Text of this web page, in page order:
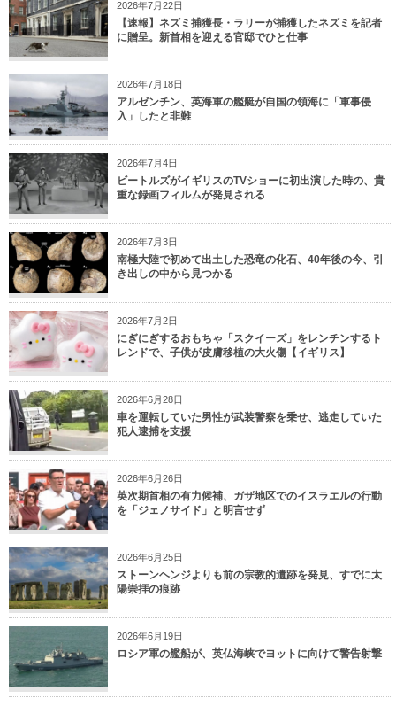
2026年7月22日
【速報】ネズミ捕獲長・ラリーが捕獲したネズミを記者
に贈呈。新首相を迎える官邸でひと仕事
2026年7月18日
アルゼンチン、英海軍の艦艇が自国の領海に「軍事侵
入」したと非難
2026年7月4日
ビートルズがイギリスのTVショーに初出演した時の、貴
重な録画フィルムが発見される
2026年7月3日
南極大陸で初めて出土した恐竜の化石、40年後の今、引
き出しの中から見つかる
2026年7月2日
にぎにぎするおもちゃ「スクイーズ」をレンチンするト
レンドで、子供が皮膚移植の大火傷【イギリス】
2026年6月28日
車を運転していた男性が武装警察を乗せ、逃走していた
犯人逮捕を支援
2026年6月26日
英次期首相の有力候補、ガザ地区でのイスラエルの行動
を「ジェノサイド」と明言せず
2026年6月25日
ストーンヘンジよりも前の宗教的遺跡を発見、すでに太
陽崇拝の痕跡
2026年6月19日
ロシア軍の艦船が、英仏海峡でヨットに向けて警告射撃